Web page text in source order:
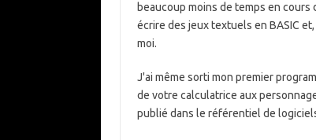
beaucoup moins de temps en
écrire des jeux textuels en BASIC
moi.
J'ai même sorti mon premier
de votre calculatrice aux
publié dans le référentiel de